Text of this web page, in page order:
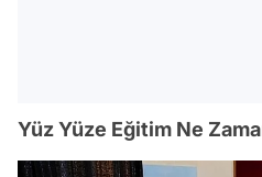
Yüz Yüze Eğitim Ne